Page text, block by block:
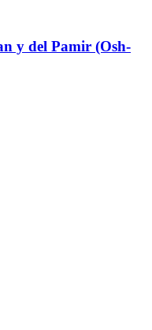
y del Pamir (Osh-